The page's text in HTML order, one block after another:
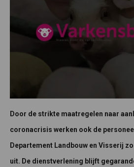
Door de strikte maatregelen naar
coronacrisis werken ook de
Departement Landbouw en Visserij
uit. De dienstverlening blijft